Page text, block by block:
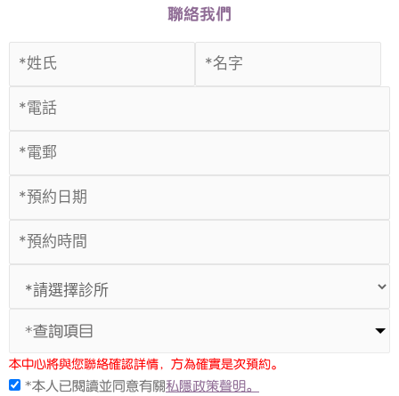
聯絡我們
*查詢項目
本中心將與您聯絡確認詳情，方為確實是次預約。
*本人已閱讀並同意有關私隱政策聲明。